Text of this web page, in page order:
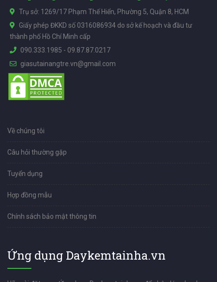
Trụ sở: 1269/17 Phạm Thế Hiển, Phường 5, Quận 8, HCM
Giấy phép ĐKKD số 0316086934 do sở kế hoạch và đầu tư
thành phố Hồ Chí Minh cấp
090.333.1985 - 09.87.87.0217
giasutainangtre.vn@gmail.com
Về chúng tôi
Câu hỏi thường gặp
Tuyển dụng
Hợp đồng mẫu
Chính sách bảo mật thông tin
Ứng dụng Daykemtainha.vn